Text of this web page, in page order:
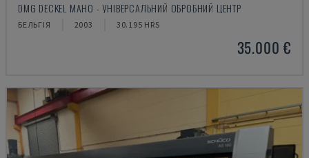
DMG DECKEL MAHO - УНІВЕРСАЛЬНИЙ ОБРОБНИЙ ЦЕНТР
БЕЛЬГІЯ 2003 30.195 HRS
35.000 €